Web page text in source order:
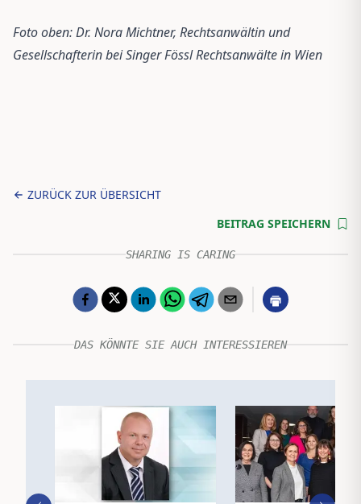
Foto oben: Dr. Nora Michtner, Rechtsanwältin und
Gesellschafterin bei Singer Fössl Rechtsanwälte in Wien
ZURÜCK ZUR ÜBERSICHT
BEITRAG SPEICHERN
SHARING IS CARING
DAS KÖNNTE SIE AUCH INTERESSIEREN